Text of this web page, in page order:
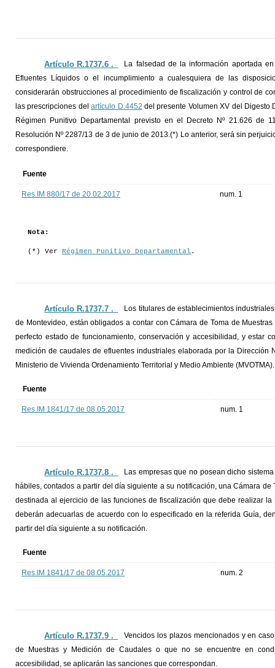
Artículo R.1737.6 ._
La falsedad de la información aportada
Efluentes Líquidos o el incumplimiento a cualesquiera de las
considerarán obstrucciones al procedimiento de fiscalización y control de
las prescripciones delartículo D.4452 del presente Volumen XV del Digesto
Régimen Punitivo Departamental previsto en el Decreto Nº 21.626 de
Resolución Nº 2287/13 de 3 de junio de 2013.(*) Lo anterior, será sin
correspondiere.
Fuente
Res.IM 880/17 de 20.02.2017 num. 1
Nota:
(*) Ver Régimen Punitivo Departamental .
Artículo R.1737.7 ._
Los titulares de establecimientos
de Montevideo, están obligados a contar con Cámara de Toma de
perfecto estado de funcionamiento, conservación y accesibilidad, y estar
medición de caudales de efluentes industriales elaborada por la Dirección
Ministerio de Vivienda Ordenamiento Territorial y Medio Ambiente (MVOTMA).
Fuente
Res.IM 1841/17 de 08.05.2017 num. 1
Artículo R.1737.8 ._
Las empresas que no posean dicho
hábiles, contados a partir del día siguiente a su notificación, una Cámara
destinada al ejercicio de las funciones de fiscalización que debe realizar
deberán adecuarlas de acuerdo con lo especificado en la referida Guía,
partir del día siguiente a su notificación.
Fuente
Res.IM 1841/17 de 08.05.2017 num. 2
Artículo R.1737.9 ._
Vencidos los plazos mencionados y en
de Muestras y Medición de Caudales o que no se encuentre en
accesibilidad, se aplicarán las sanciones que correspondan.